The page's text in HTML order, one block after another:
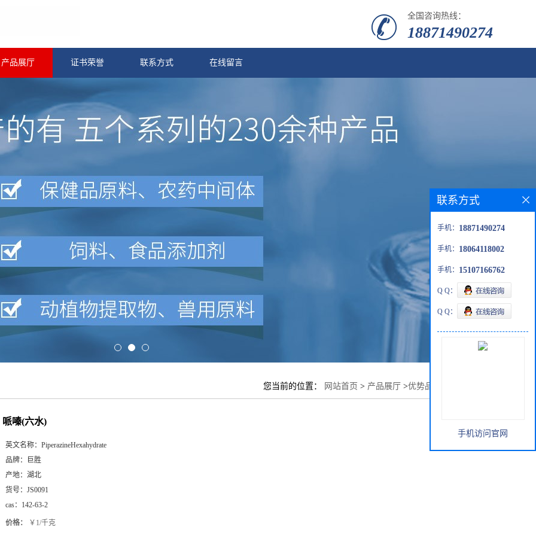
全国咨询热线：
18871490274
产品展厅 证书荣誉 联系方式 在线留言
您当前的位置： 网站首页 > 产品展厅 >优势品种
哌嗪(六水)
英文名称： PiperazineHexahydrate
品牌：
巨胜
产地： 湖北
货号： JS0091
cas： 142-63-2
价格： ￥1/千克
联系方式
手机： 18871490274
手机： 18064118002
手机： 15107166762
Q Q：
Q Q：
手机访问官网